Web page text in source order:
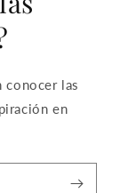
conocer las
en